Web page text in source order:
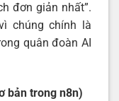
đơn giản nhất”.
chúng chính là
quân đoàn AI
bản trong n8n)